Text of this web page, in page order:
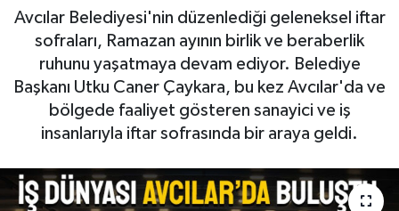
Avcılar Belediyesi'nin düzenlediği geleneksel iftar
sofraları, Ramazan ayının birlik ve beraberlik
ruhunu yaşatmaya devam ediyor. Belediye
Başkanı Utku Caner Çaykara, bu kez Avcılar'da ve
bölgede faaliyet gösteren sanayici ve iş
insanlarıyla iftar sofrasında bir araya geldi.